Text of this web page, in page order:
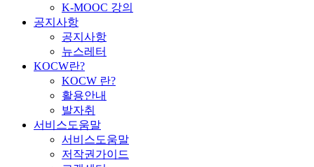
K-MOOC 강의
공지사항
공지사항
뉴스레터
KOCW란?
KOCW 란?
활용안내
발자취
서비스도움말
서비스도움말
저작권가이드